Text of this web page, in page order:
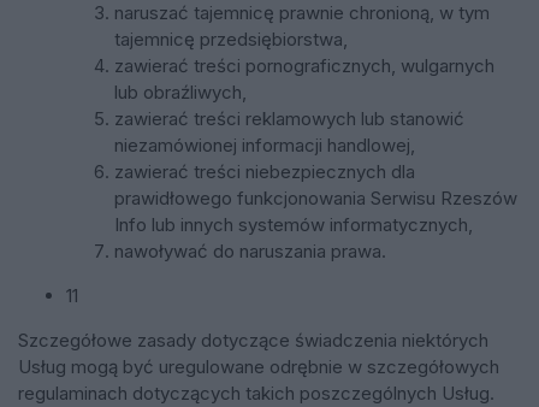
naruszać tajemnicę prawnie chronioną, w tym
tajemnicę przedsiębiorstwa,
zawierać treści pornograficznych, wulgarnych
lub obraźliwych,
zawierać treści reklamowych lub stanowić
niezamówionej informacji handlowej,
zawierać treści niebezpiecznych dla
prawidłowego funkcjonowania Serwisu Rzeszów
Info lub innych systemów informatycznych,
nawoływać do naruszania prawa.
11
Szczegółowe zasady dotyczące świadczenia niektórych
Usług mogą być uregulowane odrębnie w szczegółowych
regulaminach dotyczących takich poszczególnych Usług.